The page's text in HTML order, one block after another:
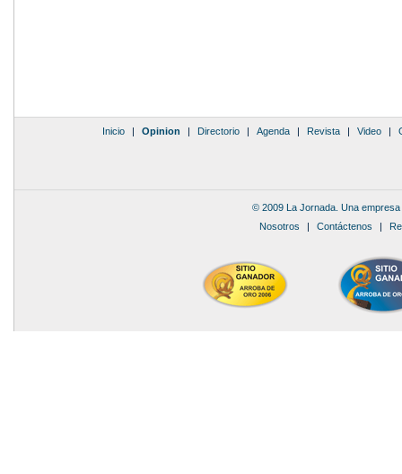
Inicio | Opinion | Directorio | Agenda | Revista | Video |
© 2009 La Jornada. Una
Nosotros | Contáctenos |